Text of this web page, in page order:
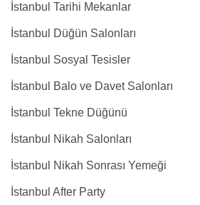
İstanbul Tarihi Mekanlar
İstanbul Düğün Salonları
İstanbul Sosyal Tesisler
İstanbul Balo ve Davet Salonları
İstanbul Tekne Düğünü
İstanbul Nikah Salonları
İstanbul Nikah Sonrası Yemeği
İstanbul After Party